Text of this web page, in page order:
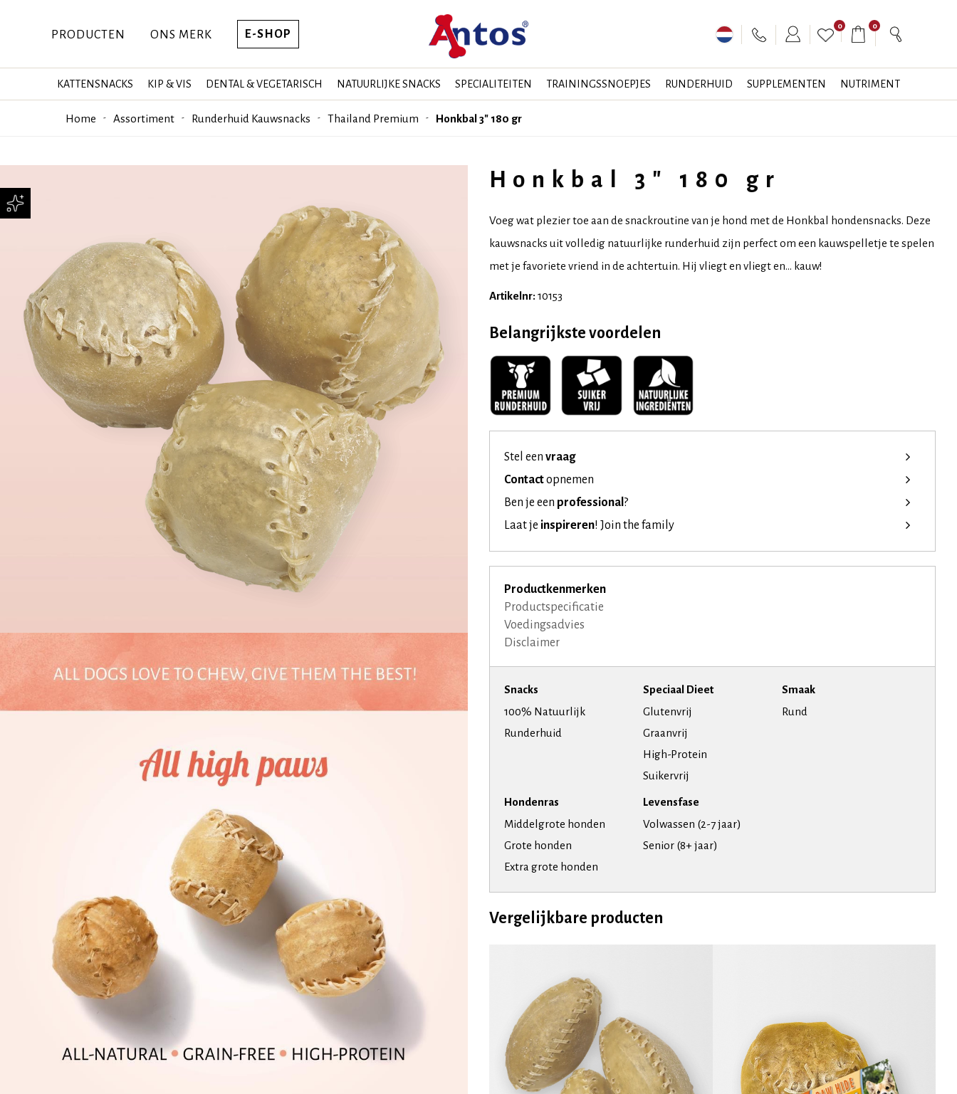
PRODUCTEN ONS MERK E-SHOP
0 0
KATTENSNACKS KIP & VIS DENTAL & VEGETARISCH NATUURLIJKE SNACKS SPECIALITEITEN TRAININGSSNOEPJES RUNDERHUID SUPPLEMENTEN NUTRIMENT
Home Assortiment Runderhuid Kauwsnacks Thailand Premium Honkbal 3" 180 gr
Honkbal 3" 180 gr
Voeg wat plezier toe aan de snackroutine van je hond met de Honkbal hondensnacks. Deze
kauwsnacks uit volledig natuurlijke runderhuid zijn perfect om een kauwspelletje te spelen
met je favoriete vriend in de achtertuin. Hij vliegt en vliegt en... kauw!
Artikelnr: 10153
Belangrijkste voordelen
Stel een vraag
Contactopnemen
Ben je een professional ?
Laat je inspireren! Join the family
Productkenmerken
Productspecificatie
Voedingsadvies
Disclaimer
Snacks
100% Natuurlijk
Runderhuid
Speciaal Dieet
Glutenvrij
Graanvrij
High-Protein
Suikervrij
Smaak
Rund
Hondenras
Middelgrote honden
Grote honden
Extra grote honden
Levensfase
Volwassen (2-7 jaar)
Senior (8+ jaar)
Vergelijkbare producten